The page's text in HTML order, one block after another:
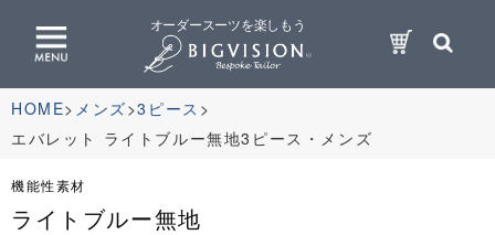
オーダースーツを楽しもう
HOME メンズ 3ピース
エバレット ライトブルー無地3ピース・メンズ
機能性素材
ライトブルー無地